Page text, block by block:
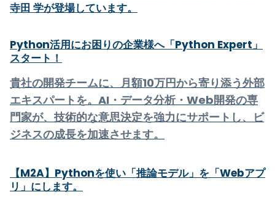
寺田 学が登場しています。
Python活用にお困りの企業様へ「Python Expert」
スタート！
貴社の開発チームに、月額10万円から寄り添う外部
エキスパートを。AI・データ分析・Web開発の専
門家が、技術的な意思決定を強力にサポートし、ビ
ジネスの成長を加速させます。
【M2A】Pythonを使い「推論モデル」を「Webアプ
リ」にします。